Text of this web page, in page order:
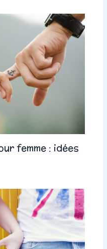
femme : idées